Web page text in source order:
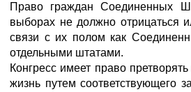
Право граждан Соединенных
выборах не должно отрицаться
связи с их полом как
отдельными штатами.
Конгресс имеет право
жизнь путем соответствующего